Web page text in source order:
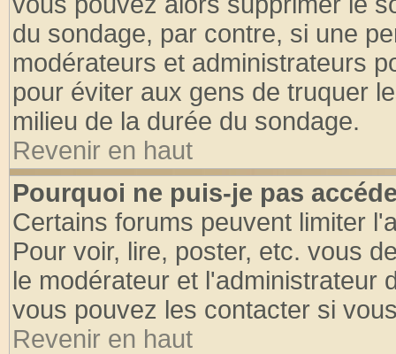
du sondage, par contre, si une
modérateurs et administrateurs
pour éviter aux gens de truquer
milieu de la durée du sondage.
Revenir en haut
Pourquoi ne puis-je pas
Certains forums peuvent limiter
Pour voir, lire, poster, etc. vous
le modérateur et l'administrateur
vous pouvez les contacter si
Revenir en haut